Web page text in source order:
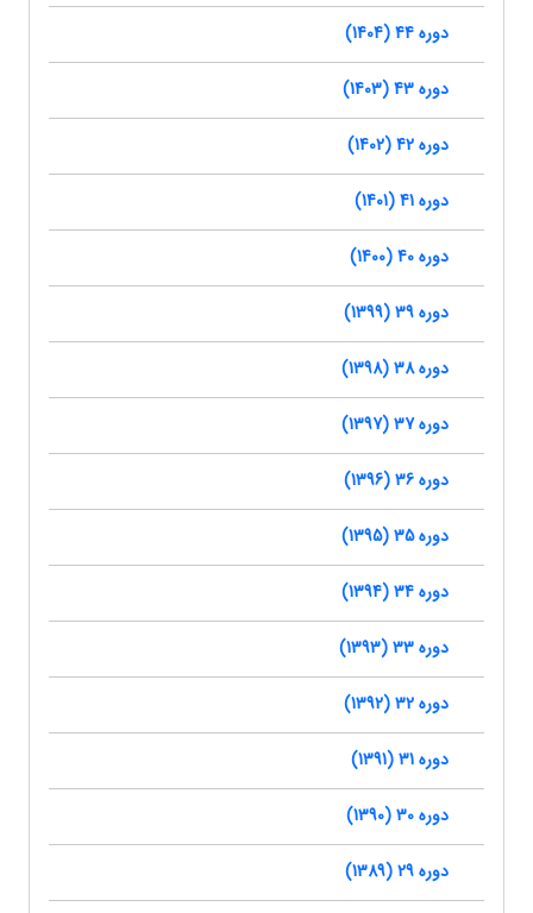
دوره 44 (1404)
دوره 43 (1403)
دوره 42 (1402)
دوره 41 (1401)
دوره 40 (1400)
دوره 39 (1399)
دوره 38 (1398)
دوره 37 (1397)
دوره 36 (1396)
دوره 35 (1395)
دوره 34 (1394)
دوره 33 (1393)
دوره 32 (1392)
دوره 31 (1391)
دوره 30 (1390)
دوره 29 (1389)